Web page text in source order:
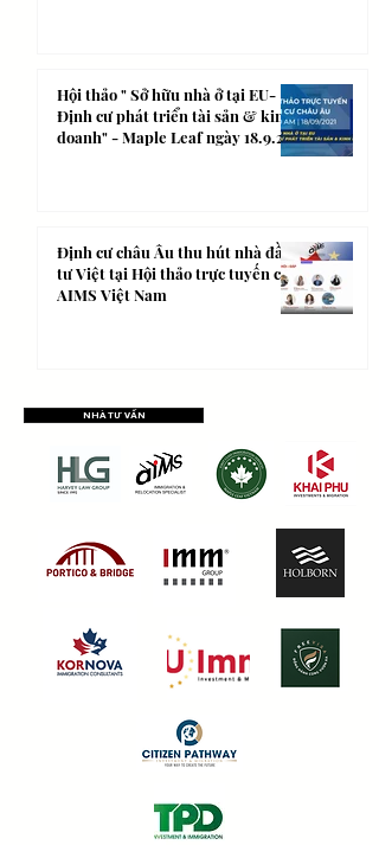
Hội thảo " Sở hữu nhà ở tại EU-
Định cư phát triển tài sản & kinh
doanh" - Maple Leaf ngày 18.9.21
Định cư châu Âu thu hút nhà đầu
tư Việt tại Hội thảo trực tuyến của
AIMS Việt Nam
NHÀ TƯ VẤN